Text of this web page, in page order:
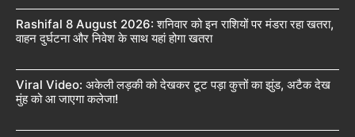
Rashifal 8 August 2026: शनिवार को इन राशियों पर मंडरा रहा खतरा,
वाहन दुर्घटना और निवेश के साथ यहां होगा खतरा
Viral Video: अकेली लड़की को देखकर टूट पड़ा कुत्तों का झुंड, अटैक देख
मुंह को आ जाएगा कलेजा!